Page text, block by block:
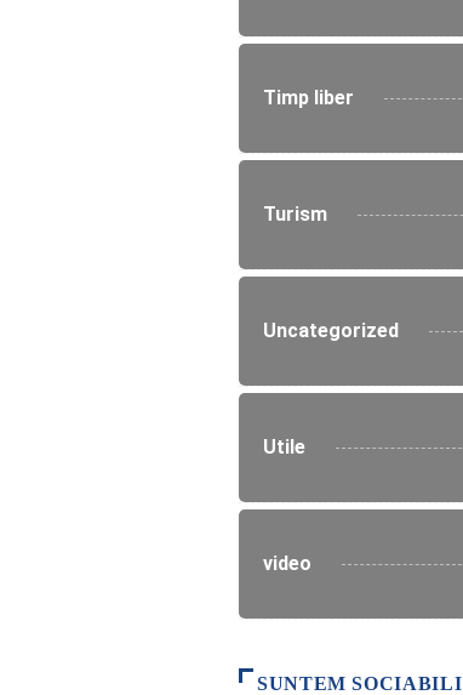
Timp liber
Turism
Uncategorized
Utile
video
SUNTEM SOCIABILI